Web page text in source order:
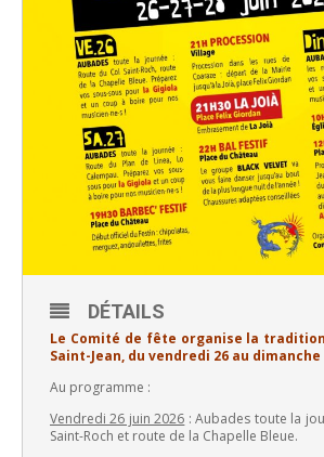
DÉTAILS
Le Comité de fête organise la
Saint-Jean, du vendredi 26 au dimanche
Au programme :
Vendredi 26 juin 2026 : Aubades toute la
Saint-Roch et route de la Chapelle Bleue.